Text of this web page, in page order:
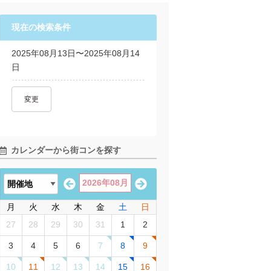
現在の検索条件
2025年08月13日〜2025年08月14
日
変更
カレンダーから街コンを探す
2026年08月
月 火 水 木 金 土
日
27
28 29 30 31 1 2
3 4 5 6 7 8 9
10 11 12 13 14 15 16